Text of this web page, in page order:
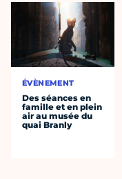
ÉVÈNEMENT
Des séances en
famille et en plein
air au musée du
quai Branly